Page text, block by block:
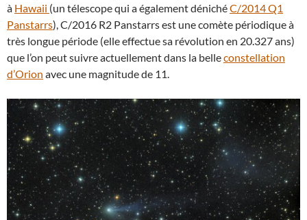
à Hawaii (un télescope qui a également dénichéC/2014 Q1
Panstarrs), C/2016 R2 Panstarrs est une comète périodique à
très longue période (elle effectue sa révolution en 20.327 ans)
que l’on peut suivre actuellement dans la belleconstellation
d’Orion avec une magnitude de 11.